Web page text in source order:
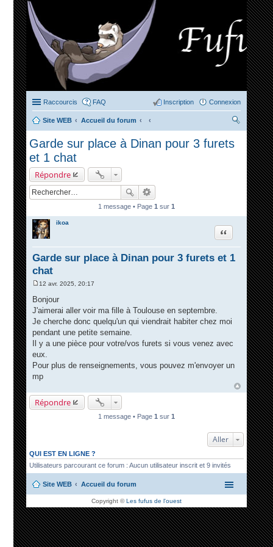
Raccourcis FAQ Connexion
Inscription
Site WEB
Accueil du forum
her
Garde sur place à Dinan pour 3 furets
et 1 chat
Répondre
1 message • Page 1 sur 1
ikoa
Garde sur place à Dinan pour 3 furets et 1
chat
Citation
s
s
g
e
12 avr. 2025, 20:17
Bonjour
J'aimerai aller voir ma fille à Toulouse en septembre.
Je cherche donc quelqu'un qui viendrait habiter chez moi
pendant une petite semaine.
Il y a une pièce pour votre/vos furets si vous venez avec
eux.
Pour plus de renseignements, vous pouvez m'envoyer un
mp
Répondre
1 message • Page 1 sur 1
Aller
QUI EST EN LIGNE ?
Utilisateurs parcourant ce forum : Aucun utilisateur inscrit et 9 invités
Site WEB Accueil du forum
Copyright ©Les fufus de l'ouest